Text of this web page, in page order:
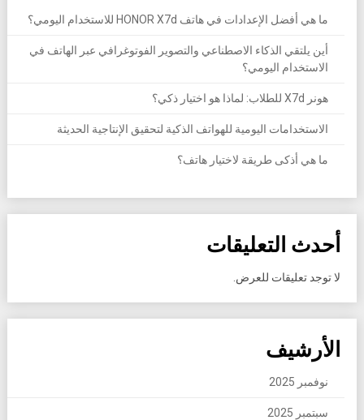
ما هي أفضل الإعدادات في هاتف HONOR X7d للاستخدام اليومي؟
أين يلتقي الذكاء الاصطناعي والتصوير الفوتوغرافي عبر الهاتف في
الاستخدام اليومي؟
هونر X7d للطلاب: لماذا هو اختيار ذكي؟
الاستخدامات اليومية للهواتف الذكية لتحقيق الإنتاجية الحديثة
ما هي أذكى طريقة لاختيار هاتف؟
أحدث التعليقات
لا توجد تعليقات للعرض.
الأرشيف
نوفمبر 2025
سبتمبر 2025